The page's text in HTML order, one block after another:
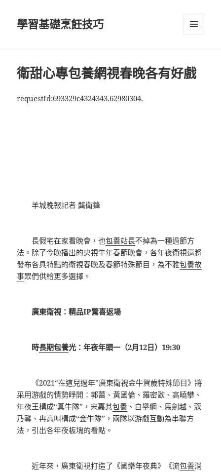
學習基礎烹飪技巧
衛甜心專包養網視春晚各有好戲
requestId:693329c4324343.62980304.
羊城晚報記者 龔衛鋒
長假宅在家看晚會，也包養站長不掉為一種過節方
法。除了今晚播出的央視牛年春節晚會，各年夜衛視還將
發布各具特點的衛視春晚及春節特殊節目，為不雅包養故
事眾們供給更多選擇。
廣東衛視：精品IP驚喜返場
時長期包養光：年夜年頭一（2月12日）19:30
《2021“在這兒過年”廣東衛視金牛賀歲特殊節目》將
采用游戲的情勢睜開：郭蕾、黃國倫、羅密歐、高曉攀、
年夜王構成“真牛隊”，宋嘉其包養 、白舉綱、馬劍越、蔻
乃馨、冉高叫構成“金牛隊”，兩隊以游戲互動為串聯方
法，引出各年夜板塊的看點。
近年來，廣東衛視打造了《國樂年夜典》《流包養淌